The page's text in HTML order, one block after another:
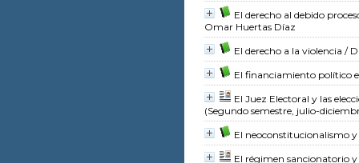
El derecho al debido
Omar Huertas Díaz
El derecho a la violencia /
El financiamiento político
El Juez Electoral y las
(Segundo semestre, julio-
El neoconstitucionalismo
El régimen sancionatorio